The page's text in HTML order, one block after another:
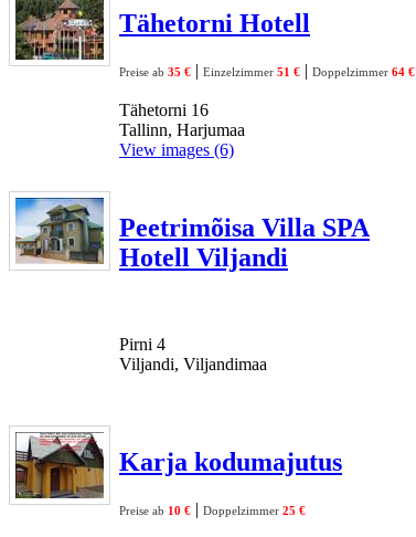
Tähetorni Hotell
Preise ab 35 € | Einzelzimmer 51 € | Doppelzimmer 64 €
Tähetorni 16
Tallinn, Harjumaa
View images (6)
Peetrimõisa Villa SPA
Hotell Viljandi
Pirni 4
Viljandi, Viljandimaa
Karja kodumajutus
Preise ab 10 € | Doppelzimmer 25 €